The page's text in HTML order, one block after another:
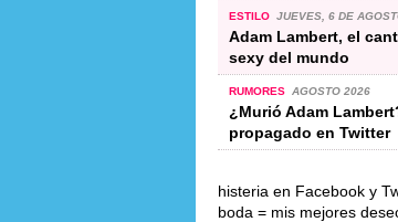
ESTILO JUEVES, 6 DE
Adam Lambert, el
sexy del mundo
RUMORES AGOSTO 2026
¿Murió Adam
propagado en Twitter
histeria en Facebook y
boda = mis mejores